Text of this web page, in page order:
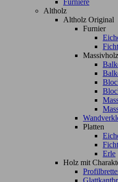
Furniere
Altholz
Altholz Original
Furnier
Platten
Erle
Holz mit